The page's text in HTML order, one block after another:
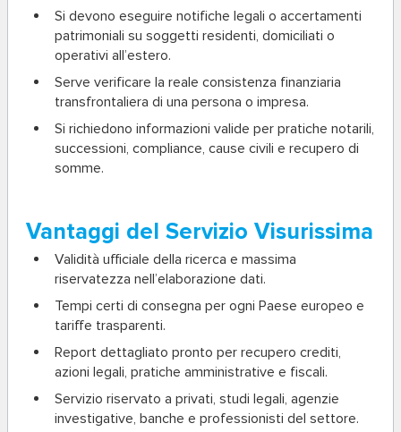
Si devono eseguire notifiche legali o accertamenti
patrimoniali su soggetti residenti, domiciliati o
operativi all’estero.
Serve verificare la reale consistenza finanziaria
transfrontaliera di una persona o impresa.
Si richiedono informazioni valide per pratiche notarili,
successioni, compliance, cause civili e recupero di
somme.
Vantaggi del Servizio Visurissima
Validità ufficiale della ricerca e massima
riservatezza nell’elaborazione dati.
Tempi certi di consegna per ogni Paese europeo e
tariffe trasparenti.
Report dettagliato pronto per recupero crediti,
azioni legali, pratiche amministrative e fiscali.
Servizio riservato a privati, studi legali, agenzie
investigative, banche e professionisti del settore.